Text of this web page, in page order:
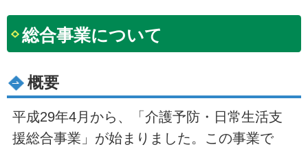
総合事業について
概要
平成29年4月から、「介護予防・日常生活支
援総合事業」が始まりました。この事業で